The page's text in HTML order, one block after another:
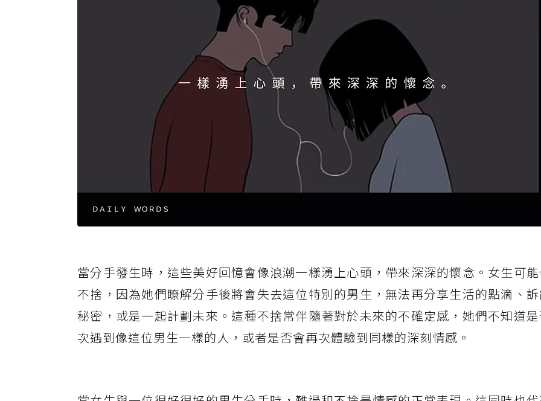
當分手發生時，這些美好回憶會像浪潮一樣湧上心頭，帶來深深的懷念。女生可
不捨，因為她們瞭解分手後將會失去這位特別的男生，無法再分享生活的點滴、
秘密，或是一起計劃未來。這種不捨常伴隨著對於未來的不確定感，她們不知道
次遇到像這位男生一樣的人，或者是否會再次體驗到同樣的深刻情感。